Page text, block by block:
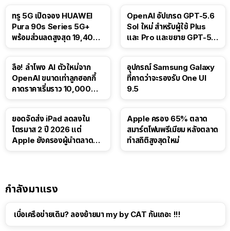
ทรู 5G เปิดจอง HUAWEI
Pura 90s Series 5G+
พร้อมส่วนลดสูงสุด 19,400
OpenAI อัปเกรด GPT-5.6
Sol ใหม่ สำหรับผู้ใช้ Plus
และ Pro และขยาย GPT-5.6
ลือ! ลำโพง AI ตัวใหม่จาก
OpenAI ขนาดเท่าลูกฮอกกี้
คาดราคาเริ่มราว 10,000
อุปกรณ์ Samsung Galaxy
ที่คาดว่าจะรองรับ One UI
9.5
ยอดจัดส่ง iPad ลดลงใน
ไตรมาส 2 ปี 2026 แต่
Apple ยังครองผู้นำตลาด
Apple ครอง 65% ตลาด
สมาร์ตโฟนพรีเมียม หลังตลาด
ทำสถิติสูงสุดใหม่
กำลังมาแรง
เบื่อเครือข่ายเดิม? ลองย้ายมา my by CAT กันเถอะ !!!